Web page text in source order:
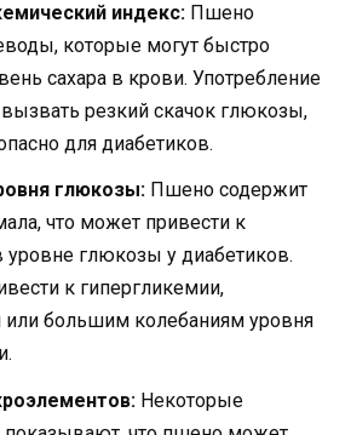
индекс: Пшено
которые могут быстро
сахара в крови. Употребление
резкий скачок глюкозы,
для диабетиков.
глюкозы: Пшено содержит
что может привести к
глюкозы у диабетиков.
к гипергликемии,
или большим колебаниям уровня
Некоторые